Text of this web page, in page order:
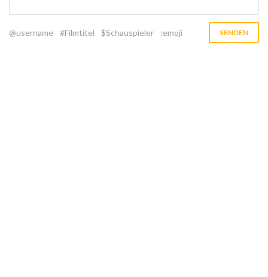
@username #Filmtitel $Schauspieler :emoji